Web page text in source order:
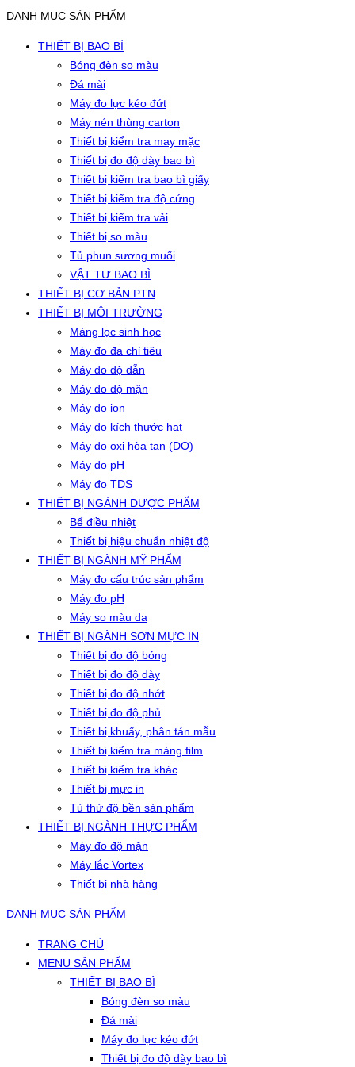
DANH MỤC SẢN PHẨM
THIẾT BỊ BAO BÌ
Bóng đèn so màu
Đá mài
Máy đo lực kéo đứt
Máy nén thùng carton
Thiết bị kiểm tra may mặc
Thiết bị đo độ dày bao bì
Thiết bị kiểm tra bao bì giấy
Thiết bị kiểm tra độ cứng
Thiết bị kiểm tra vải
Thiết bị so màu
Tủ phun sương muối
VẬT TƯ BAO BÌ
THIẾT BỊ CƠ BẢN PTN
THIẾT BỊ MÔI TRƯỜNG
Màng lọc sinh học
Máy đo đa chỉ tiêu
Máy đo độ dẫn
Máy đo độ mặn
Máy đo ion
Máy đo kích thước hạt
Máy đo oxi hòa tan (DO)
Máy đo pH
Máy đo TDS
THIẾT BỊ NGÀNH DƯỢC PHẨM
Bể điều nhiệt
Thiết bị hiệu chuẩn nhiệt độ
THIẾT BỊ NGÀNH MỸ PHẨM
Máy đo cấu trúc sản phẩm
Máy đo pH
Máy so màu da
THIẾT BỊ NGÀNH SƠN MỰC IN
Thiết bị đo độ bóng
Thiết bị đo độ dày
Thiết bị đo độ nhớt
Thiết bị đo độ phủ
Thiết bị khuấy, phân tán mẫu
Thiết bị kiểm tra màng film
Thiết bị kiểm tra khác
Thiết bị mực in
Tủ thử độ bền sản phẩm
THIẾT BỊ NGÀNH THỰC PHẨM
Máy đo độ mặn
Máy lắc Vortex
Thiết bị nhà hàng
DANH MỤC SẢN PHẨM
TRANG CHỦ
MENU SẢN PHẨM
THIẾT BỊ BAO BÌ
Bóng đèn so màu
Đá mài
Máy đo lực kéo đứt
Thiết bị đo độ dày bao bì